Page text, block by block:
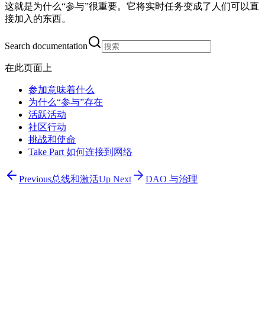
这就是为什么“参与”很重要。它将实时任务变成了人们可以直
接加入的东西。
Search documentation
在此页面上
参加意味着什么
为什么“参与”存在
活跃活动
社区行动
挑战和使命
Take Part 如何连接到网络
Previous总线和激活Up Next DAO 与治理